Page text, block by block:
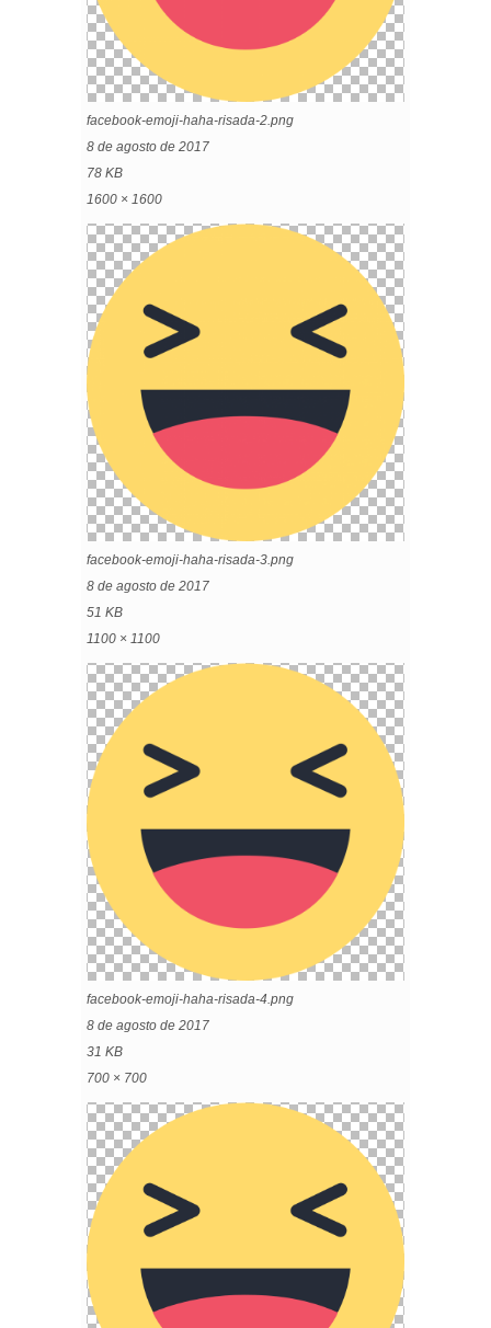
facebook-emoji-haha-risada-2.png
8 de agosto de 2017
78 KB
1600 × 1600
facebook-emoji-haha-risada-3.png
8 de agosto de 2017
51 KB
1100 × 1100
facebook-emoji-haha-risada-4.png
8 de agosto de 2017
31 KB
700 × 700